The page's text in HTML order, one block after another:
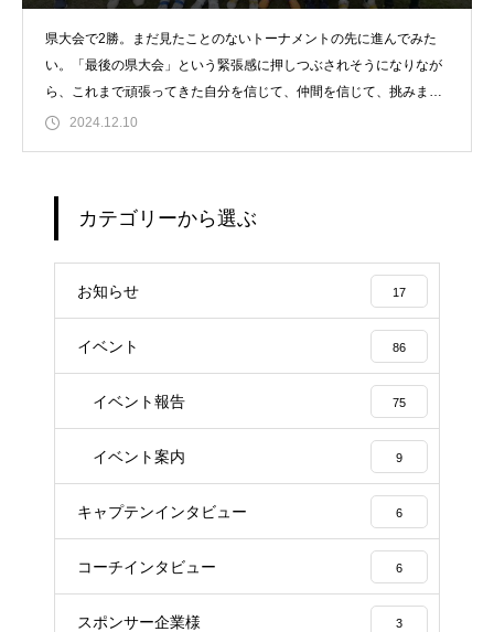
県大会で2勝。まだ見たことのないトーナメントの先に進んでみた
い。「最後の県大会」という緊張感に押しつぶされそうになりなが
ら、これまで頑張ってきた自分を信じて、仲間を信じて、挑みまし
た。2024.12.10
カテゴリーから選ぶ
お知らせ 17
イベント 86
イベント報告 75
イベント案内 9
キャプテンインタビュー 6
コーチインタビュー 6
スポンサー企業様 3